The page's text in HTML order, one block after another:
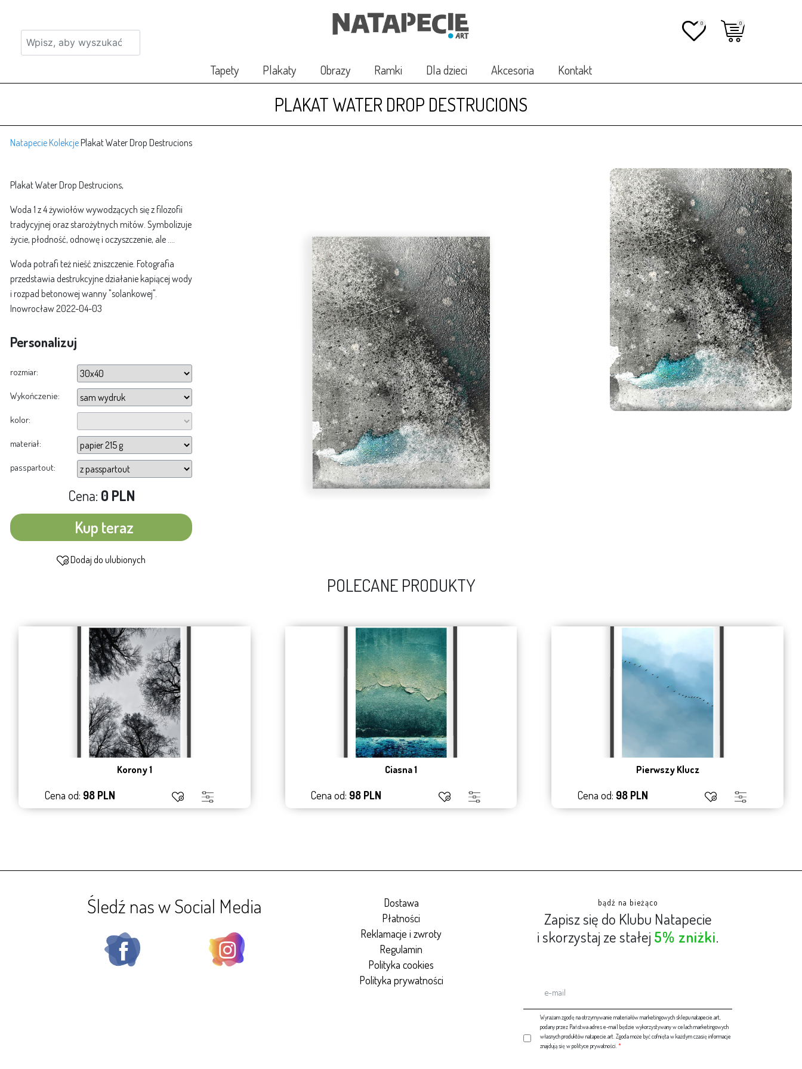
0 0
Tapety Plakaty Obrazy Ramki Dla dzieci Akcesoria Kontakt
PLAKAT WATER DROP DESTRUCIONS
Natapecie KolekcjePlakat Water Drop Destrucions
Plakat Water Drop Destrucions,
Woda 1 z 4 żywiołów wywodzących się z filozofii
tradycyjnej oraz starożytnych mitów. Symbolizuje
życie, płodność, odnowę i oczyszczenie, ale ....
Woda potrafi też nieść zniszczenie. Fotografia
przedstawia destrukcyjne działanie kapiącej wody
i rozpad betonowej wanny "solankowej".
Inowrocław 2022-04-03
Personalizuj
rozmiar:
Wykończenie:
kolor:
materiał:
passpartout:
Cena: 0 PLN
Kup teraz
Dodaj do ulubionych
POLECANE PRODUKTY
Korony 1
Cena od: 98 PLN
Ciasna 1
Cena od: 98 PLN
Pierwszy Klucz
Cena od: 98 PLN
Śledź nas w Social Media
Dostawa
Płatności
Reklamacje i zwroty
Regulamin
Polityka cookies
Polityka prywatności
bądź na bieżąco
Zapisz się do Klubu Natapecie
i skorzystaj ze stałej 5% zniżki.
Wyrażam zgodę na otrzymywanie materiałów marketingowych sklepu natapecie.art,
podany przez Państwa adres e-mail będzie wykorzystywany w celach marketingowych
własnych produktów natapecie.art. Zgoda może być cofnięta w każdym czasię informacje
znajdują się w polityce prywatności. *